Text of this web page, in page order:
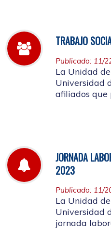
TRABAJO
Publicado: 11/
La Unidad
Universidad
afiliados que
JORNADA
2023
Publicado: 11/
La Unidad
Universidad
jornada